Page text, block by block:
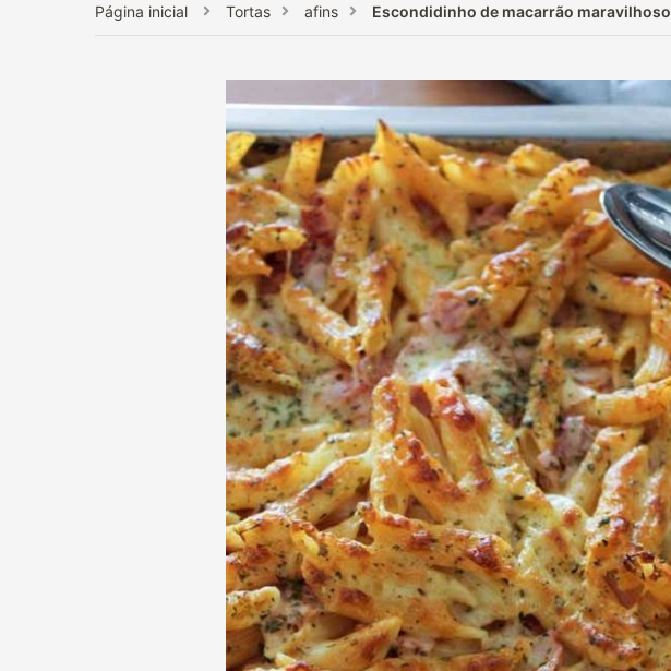
Página inicial Tortas afins Escondidinho de macarrão maravilhoso